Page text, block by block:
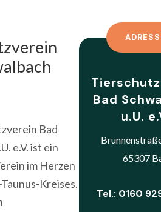
Bad
e.V. ist ein
im Herzen
Kreises.
Bad
u.U.
65307
Tel.: 0160